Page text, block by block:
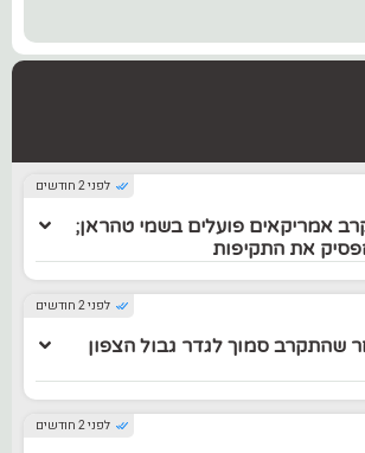
לפני 2 חודשים
אמריקאים פועלים בשמי טהראן;
את התקיפות
לפני 2 חודשים
שהתקרב סמוך לגדר גבול הצפון
לפני 2 חודשים